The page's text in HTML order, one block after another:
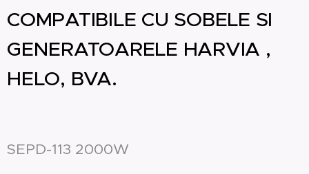
COMPATIBILE CU SOBELE SI
GENERATOARELE HARVIA ,
HELO, BVA.
SEPD-113 2000W